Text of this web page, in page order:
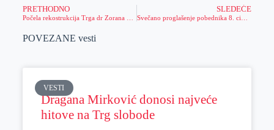
PRETHODNO SLEDEĆE
POVEZANE vesti
VESTI
Dragana Mirković donosi najveće
hitove na Trg slobode